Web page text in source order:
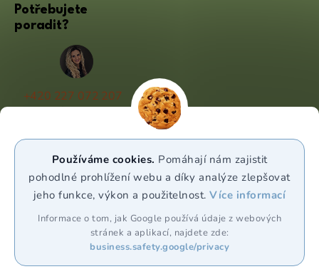
Používáme cookies. Pomáhají nám zajistit
pohodlné prohlížení webu a díky analýze zlepšovat
jeho funkce, výkon a použitelnost.Více informací
Informace o tom, jak Google používá údaje z webových
stránek a aplikací, najdete zde:
business.safety.google/privacy
Potřebujete
poradit?
+420 227 072 207
(Po - Pá 9:00 - 17:00)
WhatsApp